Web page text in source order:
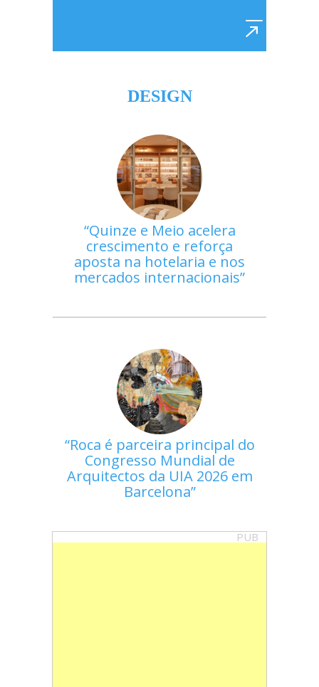
DESIGN
Quinze e Meio acelera
crescimento e reforça
aposta na hotelaria e nos
mercados internacionais
Roca é parceira principal do
Congresso Mundial de
Arquitectos da UIA 2026 em
Barcelona
PUB